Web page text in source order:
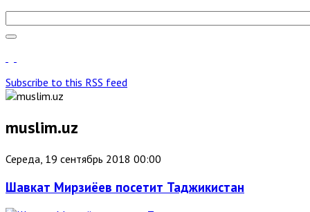
Subscribe to this RSS feed
muslim.uz
Середа, 19 сентябрь 2018 00:00
Шавкат Мирзиёев посетит Таджикистан